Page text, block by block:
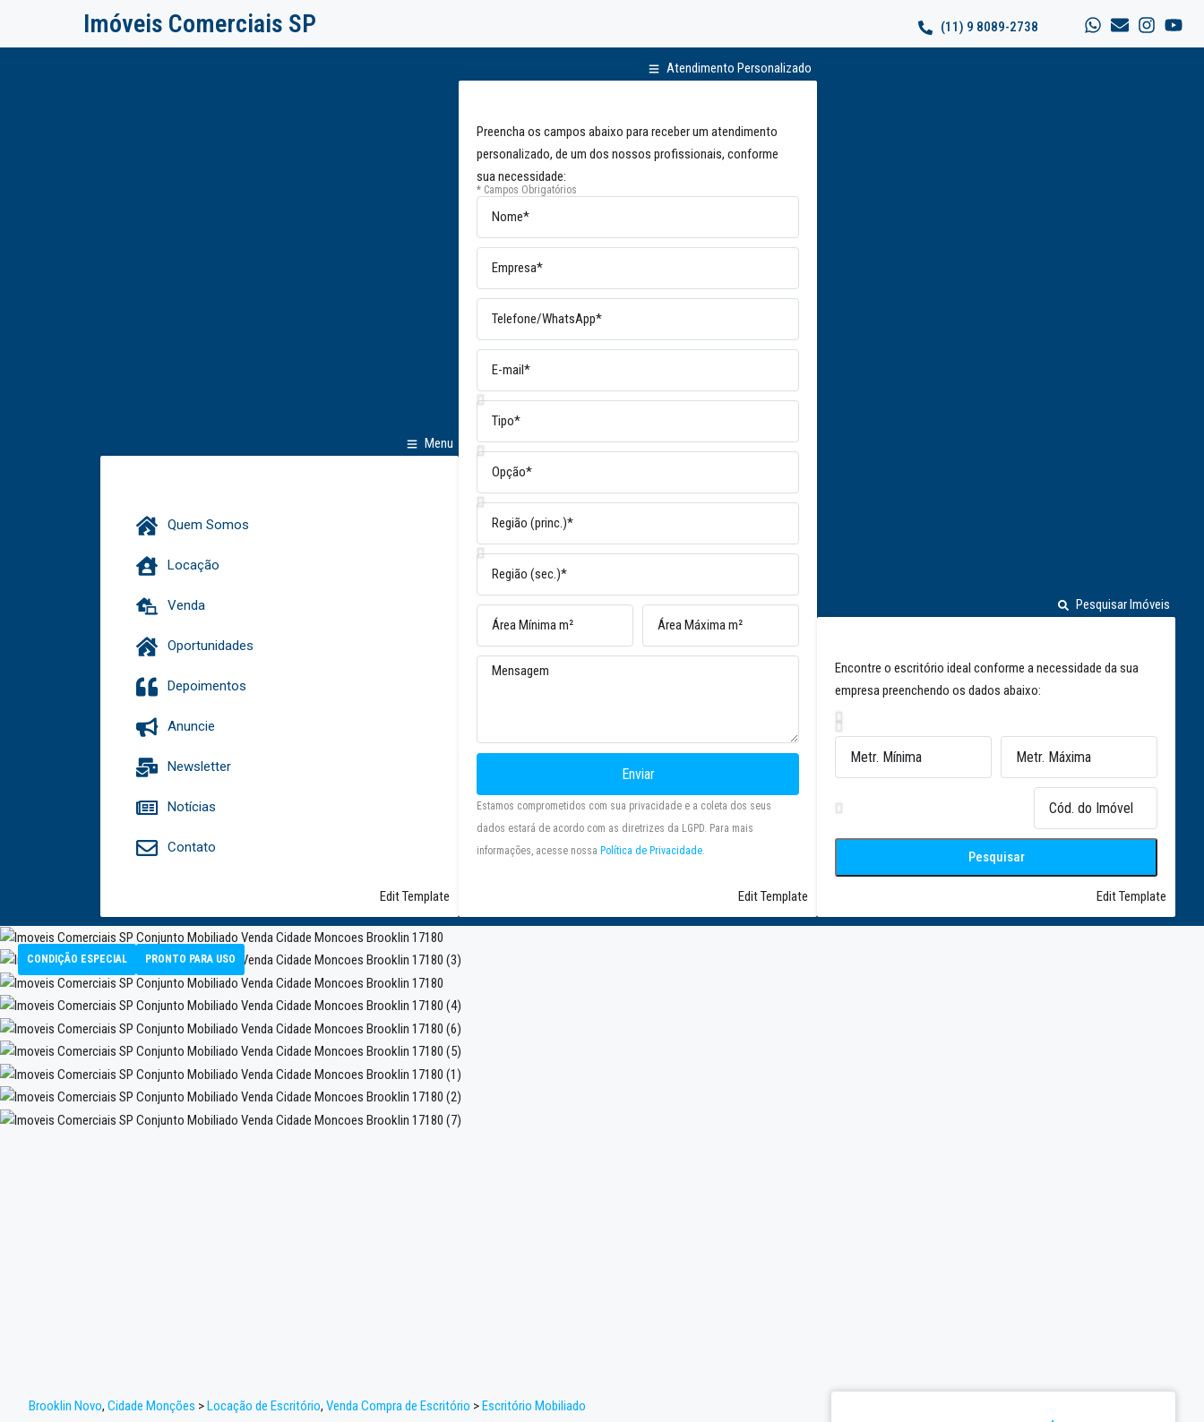
Imóveis Comerciais SP (11) 9 8089-2738
Menu
Quem Somos
Locação
Venda
Oportunidades
Depoimentos
Anuncie
Newsletter
Notícias
Contato
Edit Template
Atendimento Personalizado
Preencha os campos abaixo para receber um atendimento
personalizado, de um dos nossos profissionais, conforme
sua necessidade:
* Campos Obrigatórios
Enviar
Estamos comprometidos com sua privacidade e a coleta dos seus
dados estará de acordo com as diretrizes da LGPD. Para mais
informações, acesse nossa Política de Privacidade.
Edit Template
Pesquisar Imóveis
Encontre o escritório ideal conforme a necessidade da sua
empresa preenchendo os dados abaixo:
Pesquisar
Edit Template
CONDIÇÃO ESPECIAL PRONTO PARA USO
Brooklin Novo, Cidade Monções >Locação de Escritório, Venda Compra de Escritório >Escritório Mobiliado